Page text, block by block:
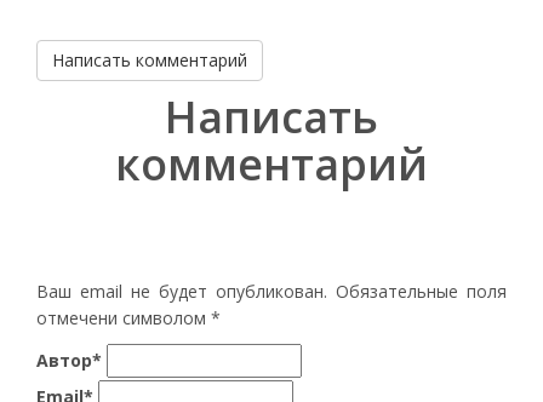
Написать комментарий
Написать
комментарий
Ваш email не будет опубликован. Обязательные поля
отмечени символом *
Автор*
Email*